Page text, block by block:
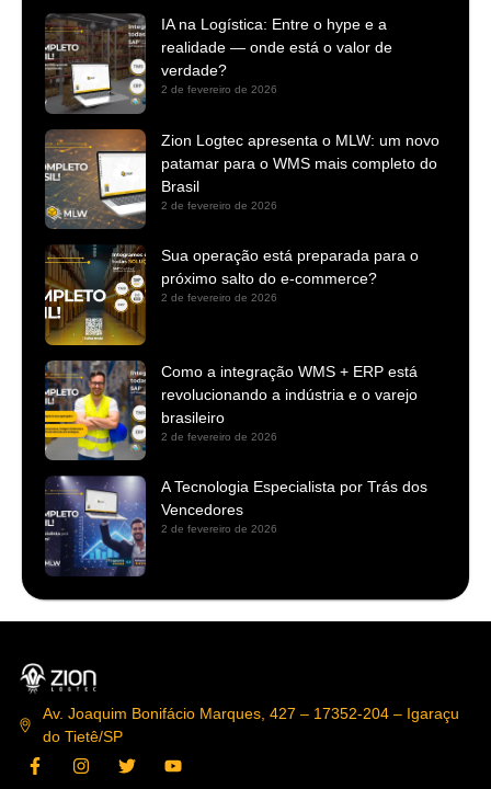
IA na Logística: Entre o hype e a
realidade — onde está o valor de
verdade?
2 de fevereiro de 2026
Zion Logtec apresenta o MLW: um novo
patamar para o WMS mais completo do
Brasil
2 de fevereiro de 2026
Sua operação está preparada para o
próximo salto do e-commerce?
2 de fevereiro de 2026
Como a integração WMS + ERP está
revolucionando a indústria e o varejo
brasileiro
2 de fevereiro de 2026
A Tecnologia Especialista por Trás dos
Vencedores
2 de fevereiro de 2026
Av. Joaquim Bonifácio Marques, 427 – 17352-204 – Igaraçu
do Tietê/SP